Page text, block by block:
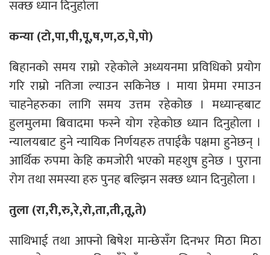
सक्छ ध्यान दिनुहोला
कन्या (टो,पा,पी,पू,ष,ण,ठ,पे,पो)
बिहानको समय राम्रो रहेकोले अध्ययनमा प्रविधिको प्रयोग
गरि राम्रो नतिजा ल्याउन सकिनेछ । माया प्रेममा रमाउन
चाहनेहरुका लागि समय उत्तम रहेकोछ । मध्यान्हबाट
हुलमुलमा बिवादमा फस्ने योग रहेकोछ ध्यान दिनुहोला ।
न्यालयबाट हुने न्यायिक निर्णयहरु तपाईकै पक्षमा हुनेछन् ।
आर्थिक रुपमा केहि कमजोरी भएको महशुष हुनेछ । पुराना
रोग तथा समस्या हरु पुनह बल्झिन सक्छ ध्यान दिनुहोला ।
तुला (रा,री,रु,रे,रो,ता,ती,तू,ते)
साथिभाई तथा आफ्नो बिषेश मान्छेसँग दिनभर मिठा मिठा